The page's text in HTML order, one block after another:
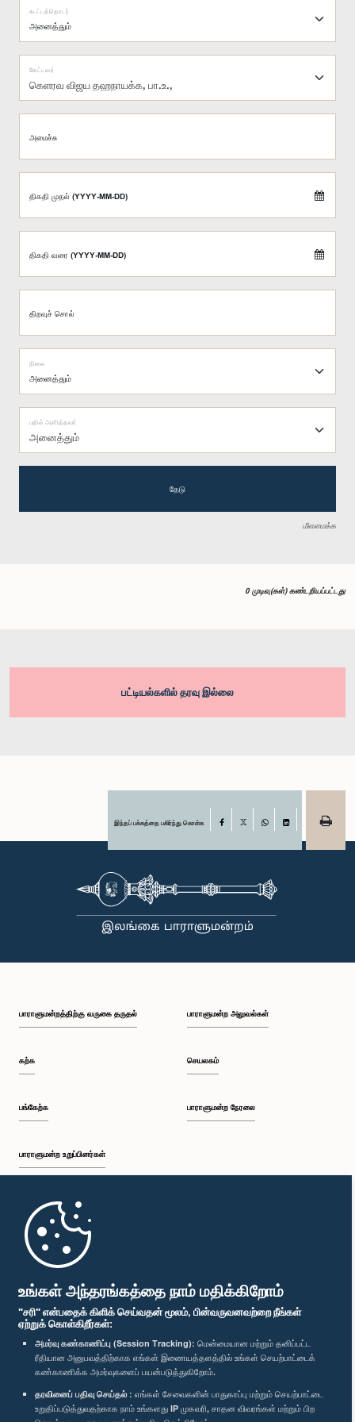
உங்கள் அந்தரங்கத்தை நாம் மதிக்கிறோம்
"சரி" என்பதைக் கிளிக் செய்வதன் மூலம், பின்வருவனவற்றை நீங்கள்
ஏற்றுக் கொள்கிறீர்கள்:
அமர்வு கண்காணிப்பு (Session Tracking): மென்மையான மற்றும் தனிப்பட்ட
ரீதியான அனுபவத்திற்காக எங்கள் இணையத்தளத்தில் உங்கள் செயற்பாட்டைக்
கண்காணிக்க அமர்வுகளைப் பயன்படுத்துகிறோம்.
தரவினைப் பதிவு செய்தல் : எங்கள் சேவைகளின் பாதுகாப்பு மற்றும் செயற்பாட்டை
உறுதிப்படுத்துவதற்காக நாம் உங்களது IP முகவரி, சாதன விவரங்கள் மற்றும் பிற
கூட்டத்தொடர்
கெளரவ விஜய தஹநாயக்க, பா.உ.,
கேட்டவர்
அமைச்சு
திகதி முதல் (YYYY-MM-DD)
திகதி வரை (YYYY-MM-DD)
திறவுச் சொல்
நிலை
அனைத்தும்
பதில் அளித்தவர்
தேடு
மீளமைக்க
0 முடிவு(கள்) கண்டறியப்பட்டது
பட்டியல்களில் தரவு இல்லை
இந்தப் பக்கத்தை பகிர்ந்து கொள்க Facebook
பாராளுமன்றத்திற்கு வருகை தருதல்
கற்க
பங்கேற்க
பாராளுமன்ற உறுப்பினர்கள்
முதற்பக்கம்
பாராளுமன்ற அலுவல்கள்
செயலகம்
பாராளுமன்ற நேரலை
பாராளுமன்ற கையடக்க செயலி
எம்மை பின்தொடர்க :
விருதுகள்